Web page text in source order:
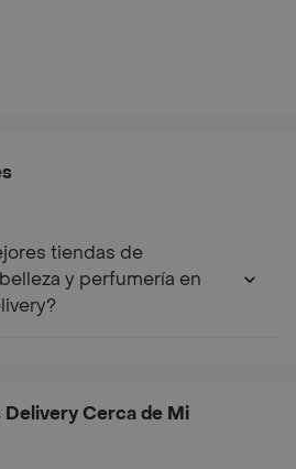
tiendas de
y perfumería en
Delivery Cerca de Mi